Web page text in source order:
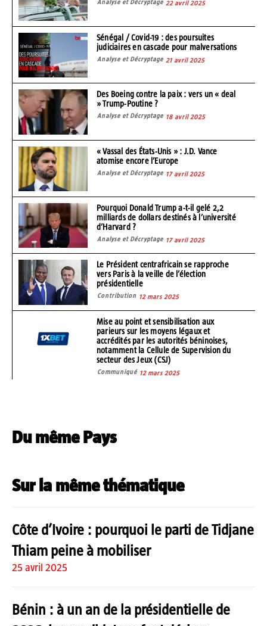
Analyse et Décryptage 22 avril 2025
Sénégal / Covid-19 : des poursuites
judiciaires en cascade pour malversations
Analyse et Décryptage 21 avril 2025
Des Boeing contre la paix : vers un « deal
» Trump-Poutine ?
Analyse et Décryptage 18 avril 2025
« Vassal des États-Unis » : J.D. Vance
atomise encore l’Europe
Analyse et Décryptage 17 avril 2025
Pourquoi Donald Trump a-t-il gelé 2,2
milliards de dollars destinés à l’université
d’Harvard ?
Analyse et Décryptage 17 avril 2025
Le Président centrafricain se rapproche
vers Paris à la veille de l’élection
présidentielle
Contribution 12 mars 2025
Mise au point et sensibilisation aux
parieurs sur les moyens légaux et
accrédités par les autorités béninoises,
notamment la Cellule de Supervision du
secteur des Jeux (CSJ)
Communiqué 12 mars 2025
Du même Pays
Sur la même thématique
Côte d’Ivoire : pourquoi le parti de Tidjane
Thiam peine à mobiliser
25 avril 2025
Bénin : à un an de la présidentielle de